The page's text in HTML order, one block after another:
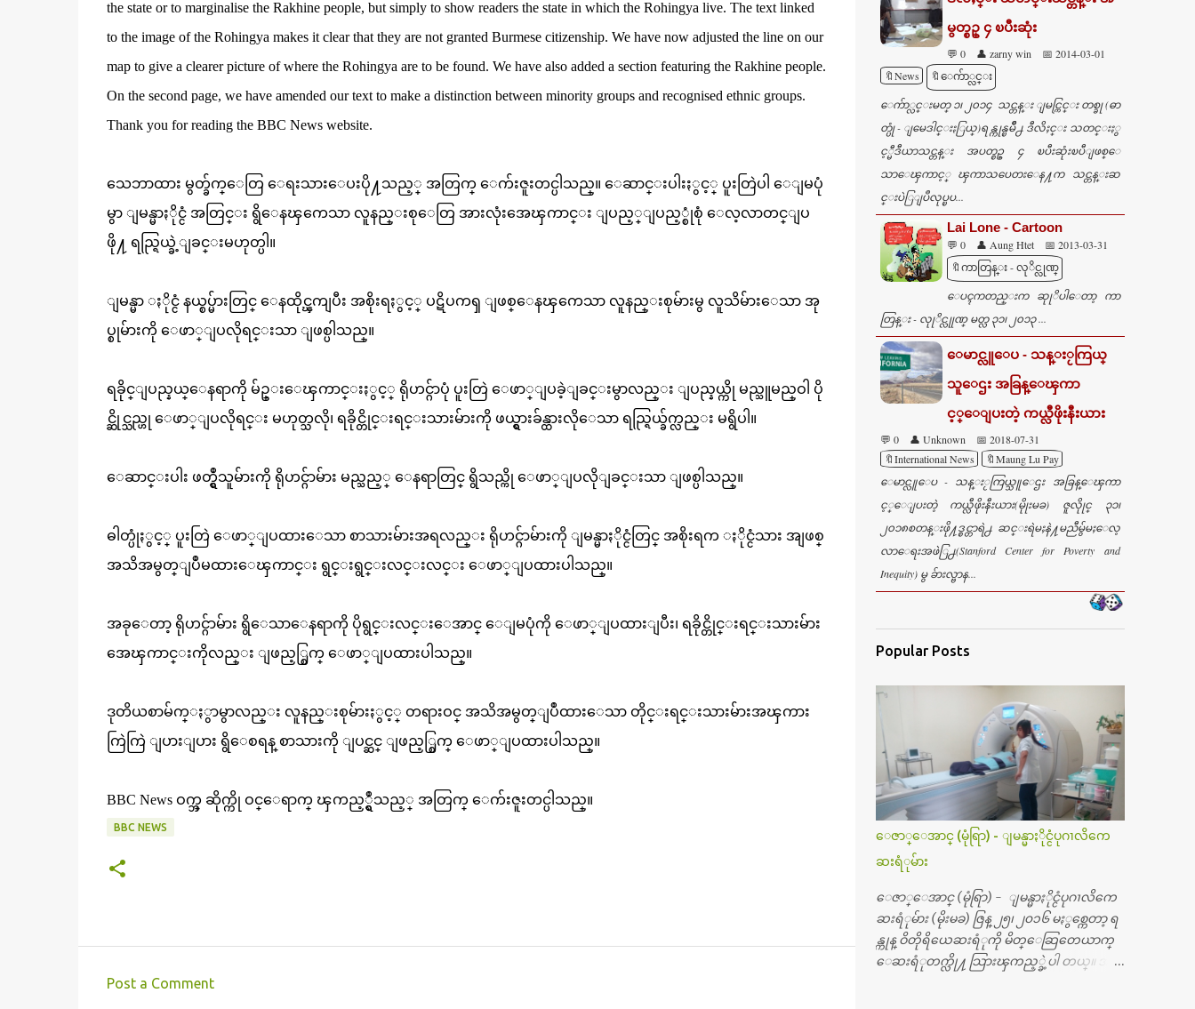
the state or to marginalise the Rakhine people, but simply to show readers the state in which the Rohingya live. The text linked
to the image of the Rohingya makes it clear that they are not granted Burmese citizenship. We have now adjusted the line on our
map to give a clearer picture of where the Rohingya are to be found. We have also added a section featuring the Rakhine people.
On the second page, we have amended our text to make a distinction between minority groups and recognised ethnic groups.
Thank you for reading the BBC News website.
သေဘာထား မွတ္ခ်က္ေတြ ေရးသားေပးပို႔သည့္ အတြက္ ေက်းဇူးတင္ပါသည္။ ေဆာင္းပါးႏွင့္ ပူးတြဲပါ ေျမပုံ
မွာ ျမန္မာႏိုင္ငံ အတြင္း ရွိေနၾကေသာ လူနည္းစုေတြ အားလုံးအေၾကာင္း ျပည့္ျပည့္စုံစုံ ေလ့လာတင္ျပ
ဖို႔ ရည္ရြယ္ခဲ့ျခင္းမဟုတ္ပါ။
ျမန္မာ ႏိုင္ငံ နယ္စပ္မ်ားတြင္ ေနထိုင္ၾကျပီး အစိုးရႏွင့္ ပဋိပကၡ ျဖစ္ေနၾကေသာ လူနည္းစုမ်ားမွ လူသိမ်ားေသာ အု
ပ္စုမ်ားကို ေဖာ္ျပလိုရင္းသာ ျဖစ္ပါသည္။
ရခိုင္ျပည္နယ္ေနရာကို မ်ဥ္းေၾကာင္းႏွင့္ ရိုဟင္ဂ်ာပုံ ပူးတြဲ ေဖာ္ျပခဲ့ျခင္းမွာလည္း ျပည္နယ္ကို မည္သူမည္ဝါ ပို
င္ဆိုင္သည္ဟု ေဖာ္ျပလိုရင္း မဟုတ္သလို၊ ရခိုင္တိုင္းရင္းသားမ်ားကို ဖယ္ရွားခ်န္ထားလိုေသာ ရည္ရြယ္ခ်က္လည္း မရွိပါ။
ေဆာင္းပါး ဖတ္ရွဳသူမ်ားကို ရိုဟင္ဂ်ာမ်ား မည္သည့္ ေနရာတြင္ ရွိသည္ကို ေဖာ္ျပလိုျခင္းသာ ျဖစ္ပါသည္။
ဓါတ္ပုံႏွင့္ ပူးတြဲ ေဖာ္ျပထားေသာ စာသားမ်ားအရလည္း ရိုဟင္ဂ်ာမ်ားကို ျမန္မာႏိုင္ငံတြင္ အစိုးရက ႏိုင္ငံသား အျဖစ္
အသိအမွတ္ျပဳမထားေၾကာင္း ရွင္းရွင္းလင္းလင္း ေဖာ္ျပထားပါသည္။
အခုေတာ့ ရိုဟင္ဂ်ာမ်ား ရွိေသာေနရာကို ပိုရွင္းလင္းေအာင္ ေျမပုံကို ေဖာ္ျပထားျပီး၊ ရခိုင္တိုင္းရင္းသားမ်ား
အေၾကာင္းကိုလည္း ျဖည့္စြက္ ေဖာ္ျပထားပါသည္။
ဒုတိယစာမ်က္ႏွာမွာလည္း လူနည္းစုမ်ားႏွင့္ တရားဝင္ အသိအမွတ္ျပဳထားေသာ တိုင္းရင္းသားမ်ားအၾကား
ကြဲကြဲ ျပားျပား ရွိေစရန္ စာသားကို ျပင္ဆင္ ျဖည့္စြက္ ေဖာ္ျပထားပါသည္။
BBC News ဝက္ဘ္ ဆိုက္ကို ဝင္ေရာက္ ၾကည့္ရွဳသည့္ အတြက္ ေက်းဇူးတင္ပါသည္။
BBC NEWS
Post a Comment
မွတ္စဥ္ ၄ ၿပီးဆုံး
💬 0 👤 zarny win
📅 2014-03-01
🔖News
🔖ေက်ာ္လင္း
ေက်ာ္လင္းမတ္ ၁၊ ၂၀၁၄ သင္တန္း ျမင္ကြင္း တစ္ခု (ဓာ
တ္ပုံ - ျမေဒါင္းႏြယ္)ရန္ကုန္ၿမိဳ႕ ဒီလိႈင္း သတင္းႏွ
င့္မီဒီယာသင္တန္း အပတ္စဥ္ ၄ ၿပီးဆုံးၿပီျဖစ္ေ
သာေၾကာင့္ ၾကာသပေတးေန႔က သင္တန္းဆ
င္းပဲြျပဳလုပ္ၿပ...
Lai Lone - Cartoon
💬 0 👤 Aung Htet
📅 2013-03-31
🔖ကာတြန္း - လုိင္လုဏ္
ေပၚကတည္းက ဆုုိပါေတာ့ ကာ
တြန္း - လုုိင္လုုဏ္ မတ္လ ၃၁၊ ၂၀၁၃ ...
ေမာင္လူေပ - သန္းႂကြယ္
သူေဌး အခြန္ေၾကာ
င့္ေျပးတဲ့ ကယ္လီဖိုးနီးယား
💬 0 👤 Unknown
📅 2018-07-31
🔖International News
🔖Maung Lu Pay
ေမာင္လူေပ - သန္းႂကြယ္သူေဌး အခြန္ေၾကာ
င့္ေျပးတဲ့ ကယ္လီဖိုးနီးယား(မိုုးမခ) ဇူလိုုင္ ၃၁၊
၂၀၁၈စတန္းဖို႔ဒ္စင္တာရဲ႕ ဆင္းရဲမႈနဲ႔မညီမွ်မႈေလ့
လာေရးအဖဲြ႕(Stanford Center for Poverty and
Inequity) မွ ခ်ားလ္ဗာန...
Popular Posts
ေဇာ္ေအာင္ (မုံရြာ) - ျမန္မာႏိုင္ငံပုဂၢလိကေ
ဆးရံုမ်ား
ေဇာ္ေအာင္ (မုံရြာ) - ျမန္မာႏိုင္ငံပုဂၢလိကေ
ဆးရံုမ်ား (မိုးမခ) ဇြန္ ၂၅၊ ၂၀၁၆ မႏွစ္ကေတာ့ ရ
န္ကုန္ ဝိတိုရိယေဆးရံုကို မိတ္ေဆြတေယာက္
ေဆးရံုတက္လို႔ သြားၾကည့္ခဲ့ပါ တယ္။ အရ